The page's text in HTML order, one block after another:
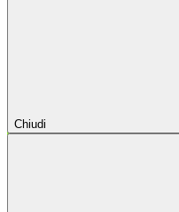
Chiudi